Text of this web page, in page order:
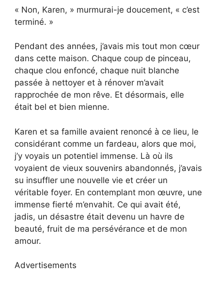
« Non, Karen, » murmurai-je doucement, « c’est
terminé. »
Pendant des années, j’avais mis tout mon cœur
dans cette maison. Chaque coup de pinceau,
chaque clou enfoncé, chaque nuit blanche
passée à nettoyer et à rénover m’avait
rapprochée de mon rêve. Et désormais, elle
était bel et bien mienne.
Karen et sa famille avaient renoncé à ce lieu, le
considérant comme un fardeau, alors que moi,
j’y voyais un potentiel immense. Là où ils
voyaient de vieux souvenirs abandonnés, j’avais
su insuffler une nouvelle vie et créer un
véritable foyer. En contemplant mon œuvre, une
immense fierté m’envahit. Ce qui avait été,
jadis, un désastre était devenu un havre de
beauté, fruit de ma persévérance et de mon
amour.
Advertisements